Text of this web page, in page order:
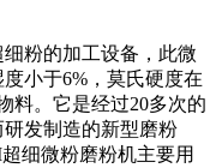
粉的加工设备，此微
小于6%，莫氏硬度在
料。它是经过20多次的
发制造的新型磨粉
细微粉磨粉机主要用